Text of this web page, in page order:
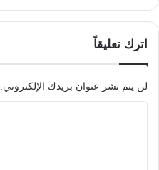
اترك تعليقاً
لن يتم نشر عنوان بريدك الإلكتروني.